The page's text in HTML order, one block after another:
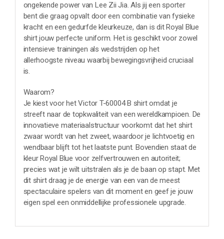
ongekende power van Lee Zii Jia. Als jij een sporter
bent die graag opvalt door een combinatie van fysieke
kracht en een gedurfde kleurkeuze, dan is dit Royal Blue
shirt jouw perfecte uniform. Het is geschikt voor zowel
intensieve trainingen als wedstrijden op het
allerhoogste niveau waarbij bewegingsvrijheid cruciaal
is.
Waarom?
Je kiest voor het Victor T-60004 B shirt omdat je
streeft naar de topkwaliteit van een wereldkampioen. De
innovatieve materiaalstructuur voorkomt dat het shirt
zwaar wordt van het zweet, waardoor je lichtvoetig en
wendbaar blijft tot het laatste punt. Bovendien staat de
kleur Royal Blue voor zelfvertrouwen en autoriteit;
precies wat je wilt uitstralen als je de baan op stapt. Met
dit shirt draag je de energie van een van de meest
spectaculaire spelers van dit moment en geef je jouw
eigen spel een onmiddellijke professionele upgrade.